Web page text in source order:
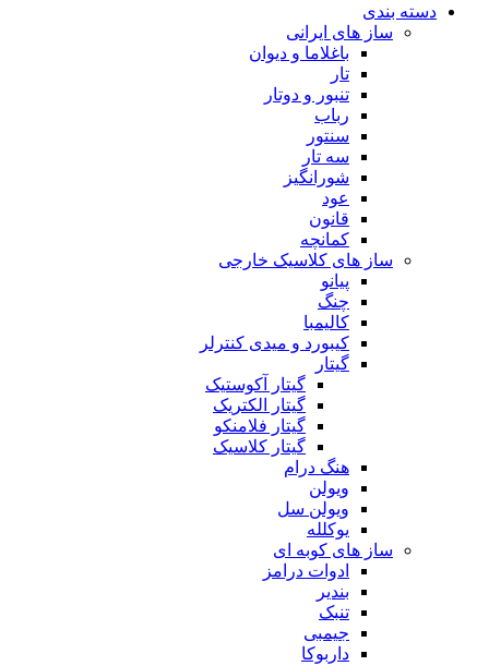
دسته بندی
ساز های ایرانی
باغلاما و دیوان
تار
تنبور و دوتار
رباب
سنتور
سه تار
شورانگیز
عود
قانون
کمانچه
ساز های کلاسیک خارجی
پیانو
چنگ
کالیمبا
کیبورد و میدی کنترلر
گیتار
گیتار آکوستیک
گیتار الکتریک
گیتار فلامنکو
گیتار کلاسیک
هنگ درام
ویولن
ویولن سل
یوکلله
ساز های کوبه ای
ادوات درامز
بندیر
تنبک
جیمبی
داربوکا